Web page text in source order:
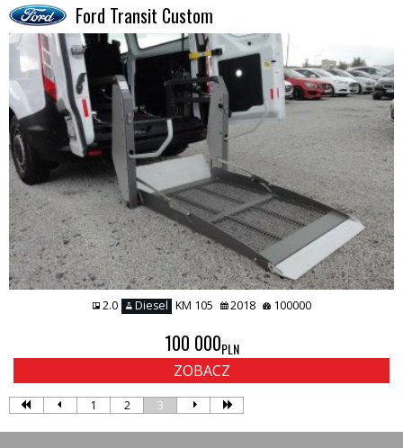
Ford Transit Custom
2.0 Diesel KM 105 2018 100000
100 000PLN
ZOBACZ
1 2 3